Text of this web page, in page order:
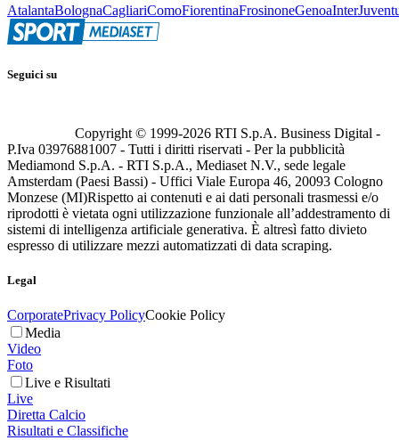
AtalantaBolognaCagliariComoFiorentinaFrosinoneGenoaInter
Seguici su
Copyright © 1999-2026 RTI S.p.A. Business Digital -
P.Iva 03976881007 - Tutti i diritti riservati - Per la pubblicità
Mediamond S.p.A. - RTI S.p.A., Mediaset N.V., sede legale
Amsterdam (Paesi Bassi) - Uffici Viale Europa 46, 20093 Cologno
Monzese (MI)Rispetto ai contenuti e ai dati personali trasmessi e/o
riprodotti è vietata ogni utilizzazione funzionale all’addestramento di
sistemi di intelligenza artificiale generativa. È altresì fatto divieto
espresso di utilizzare mezzi automatizzati di data scraping.
Legal
CorporatePrivacy PolicyCookie Policy
Media
Video
Foto
Live e Risultati
Live
Diretta Calcio
Risultati e Classifiche